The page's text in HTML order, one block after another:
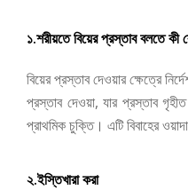
১.শরীয়তে বিয়ের প্রস্তাব বলতে কী
বিয়ের প্রস্তাব দেওয়ার ক্ষেত্রে
প্রস্তাব দেওয়া, যার প্রস্তাব গৃহীত
প্রাথমিক চুক্তি। এটি বিবাহের
২.ইস্তিখারা করা